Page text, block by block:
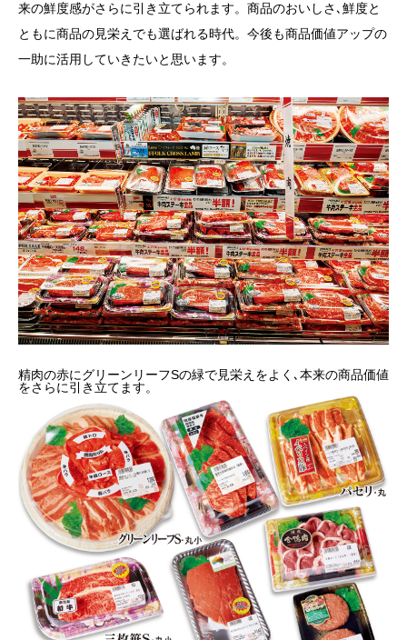
来の鮮度感がさらに引き立てられます。商品のおいしさ､鮮度と
ともに商品の見栄えでも選ばれる時代。今後も商品価値アップの
一助に活用していきたいと思います。
精肉の赤にグリーンリーフSの緑で見栄えをよく､本来の商品価値
をさらに引き立てます。